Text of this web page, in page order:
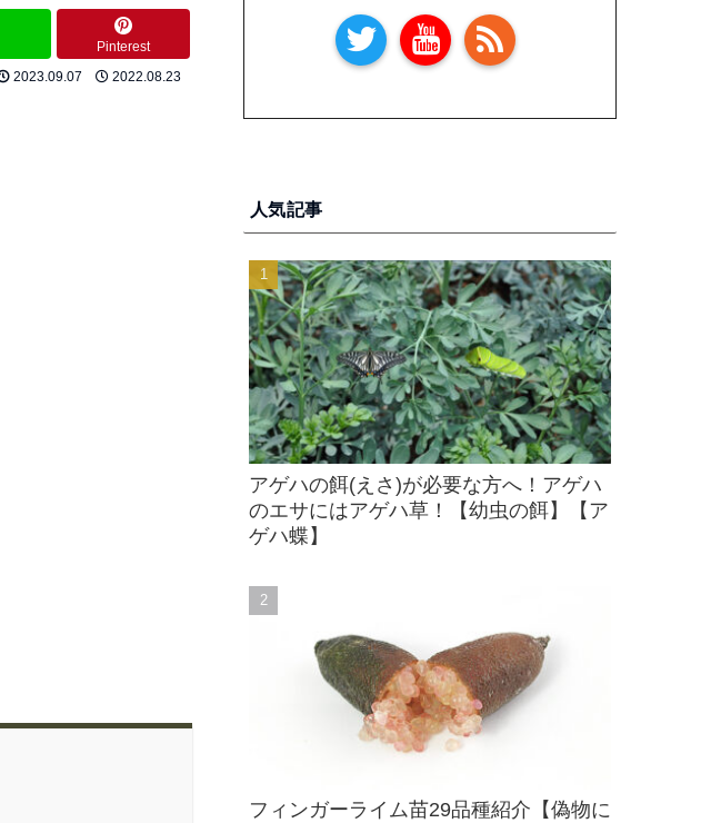
Pinterest
2023.09.07
2022.08.23
人気記事
アゲハの餌(えさ)が必要な方へ！アゲハ
のエサにはアゲハ草！【幼虫の餌】【ア
ゲハ蝶】
フィンガーライム苗29品種紹介【偽物に